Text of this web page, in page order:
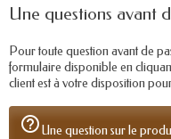
Une questions avant
Pour toute question avant de
formulaire disponible en
client est à votre disposition
help_outlineUne question sur le